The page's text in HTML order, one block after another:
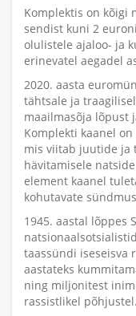
Komplektis on kõigi
sendist kuni 2
olulistele ajaloo- ja
erinevatel aegadel
2020. aasta
tähtsale ja
maailmasõja lõpust
Komplekti kaanel
mis viitab juutide ja
hävitamisele
element kaanel
kohutavate
1945. aastal lõppes
taassündi iseseisva
aastateks
ning miljonitest
rassistlikel põhjustel.